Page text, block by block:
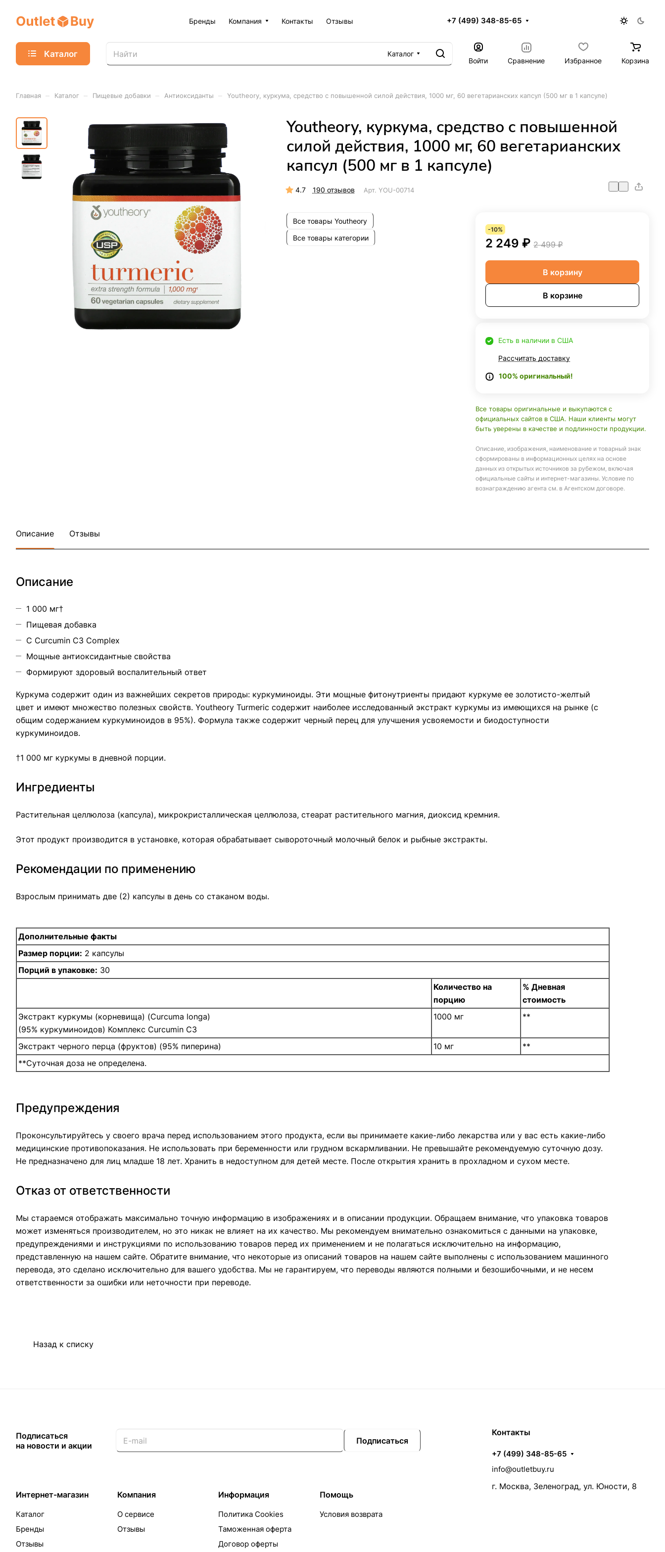
Бренды Компания Контакты Отзывы +7 (499) 348-85-65
Каталог
Каталог
Войти
Сравнение Избранное Корзина
Главная Каталог Пищевые добавки Антиоксиданты Youtheory, куркума, средство с повышенной силой действия, 1000 мг, 60 вегетарианских капсул (500 мг в 1 капсуле)
Youtheory, куркума, средство с повышенной
силой действия, 1000 мг, 60 вегетарианских
капсул (500 мг в 1 капсуле)
4.7 190 отзывов Арт. YOU-00714
Все товары Youtheory
Все товары категории
-10%
2 249 ₽ 2 499 ₽
В корзину
В корзине
Есть в наличии в США
Рассчитать доставку
100% оригинальный!
Все товары оригинальные и выкупаются с
официальных сайтов в США. Наши клиенты могут
быть уверены в качестве и подлинности продукции.
Описание, изображения, наименование и товарный знак
сформированы в информационных целях на основе
данных из открытых источников за рубежом, включая
официальные сайты и интернет-магазины. Условие по
вознаграждению агента см. в Агентском договоре.
Описание Отзывы
Описание
1 000 мг†
Пищевая добавка
С Curcumin C3 Complex
Мощные антиоксидантные свойства
Формируют здоровый воспалительный ответ
Куркума содержит один из важнейших секретов природы: куркуминоиды. Эти мощные фитонутриенты придают куркуме ее золотисто-желтый
цвет и имеют множество полезных свойств. Youtheory Turmeric содержит наиболее исследованный экстракт куркумы из имеющихся на рынке (с
общим содержанием куркуминоидов в 95%). Формула также содержит черный перец для улучшения усвояемости и биодоступности
куркуминоидов.
†1 000 мг куркумы в дневной порции.
Ингредиенты
Растительная целлюлоза (капсула), микрокристаллическая целлюлоза, стеарат растительного магния, диоксид кремния.
Этот продукт производится в установке, которая обрабатывает сывороточный молочный белок и рыбные экстракты.
Рекомендации по применению
Взрослым принимать две (2) капсулы в день со стаканом воды.
Дополнительные факты
Размер порции: 2 капсулы
Порций в упаковке: 30
Количество на
порцию
% Дневная
стоимость
Экстракт куркумы (корневища) (Curcuma longa)
(95% куркуминоидов) Комплекс Curcumin C3
1000 мг **
Экстракт черного перца (фруктов) (95% пиперина) 10 мг
**
**Суточная доза не определена.
Предупреждения
Проконсультируйтесь у своего врача перед использованием этого продукта, если вы принимаете какие-либо лекарства или у вас есть какие-либо
медицинские противопоказания. Не использовать при беременности или грудном вскармливании. Не превышайте рекомендуемую суточную дозу.
Не предназначено для лиц младше 18 лет. Хранить в недоступном для детей месте. После открытия хранить в прохладном и сухом месте.
Отказ от ответственности
Мы стараемся отображать максимально точную информацию в изображениях и в описании продукции. Обращаем внимание, что упаковка товаров
может изменяться производителем, но это никак не влияет на их качество. Мы рекомендуем внимательно ознакомиться с данными на упаковке,
предупреждениями и инструкциями по использованию товаров перед их применением и не полагаться исключительно на информацию,
представленную на нашем сайте. Обратите внимание, что некоторые из описаний товаров на нашем сайте выполнены с использованием машинного
перевода, это сделано исключительно для вашего удобства. Мы не гарантируем, что переводы являются полными и безошибочными, и не несем
ответственности за ошибки или неточности при переводе.
Назад к списку
Подписаться
на новости и акции
Подписаться
Интернет-магазин
Каталог
Бренды
Отзывы
Компания
О сервисе
Отзывы
Информация
Политика Cookies
Таможенная оферта
Договор оферты
Помощь
Условия возврата
Контакты
+7 (499) 348-85-65
info@outletbuy.ru
г. Москва, Зеленоград, ул. Юности, 8